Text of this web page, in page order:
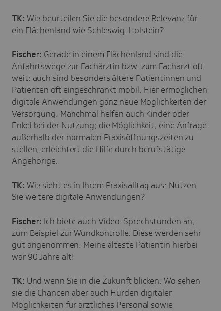
TK: Wie beurteilen Sie die besondere Relevanz für
ein Flächenland wie Schleswig-Holstein?
Fischer: Gerade in einem Flächenland sind die
Anfahrtswege zur Fachärztin bzw. zum Facharzt oft
weit; auch sind besonders ältere Patientinnen und
Patienten oft eingeschränkt mobil. Hier ermöglichen
digitale Anwendungen ganz neue Möglichkeiten der
Versorgung. Manchmal helfen auch Kinder oder
Enkel bei der Nutzung; die Möglichkeit, eine Anfrage
außerhalb der normalen Praxisöffnungszeiten zu
stellen, erleichtert die Hilfe durch berufstätige
Angehörige.
TK: Wie sieht es in Ihrem Praxisalltag aus: Nutzen
Sie weitere digitale Anwendungen?
Fischer: Ich biete auch Video-Sprechstunden an,
zum Beispiel zur Wundkontrolle. Diese werden sehr
gut angenommen. Meine älteste Patientin hierbei
war 90 Jahre alt!
TK: Und wenn Sie in die Zukunft blicken: Wo sehen
sie die Chancen aber auch Hürden digitaler
Möglichkeiten für ärztliches Personal sowie